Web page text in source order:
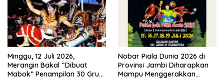
Minggu, 12 Juli 2026,
Merangin Bakal “Dibuat
Mabok” Penampilan 30 Grup
Nobar Piala Dunia 2026 di
Provinsi Jambi Diharapkan
Mampu Menggerakkan